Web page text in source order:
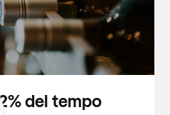
del tempo